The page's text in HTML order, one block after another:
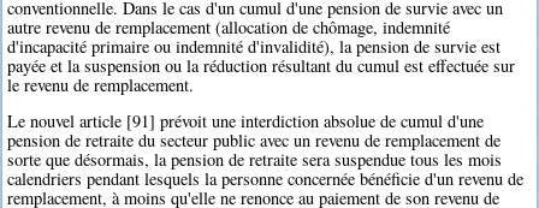
conventionnelle. Dans le cas d'un cumul d'une pension de survie avec un
autre revenu de remplacement (allocation de chômage, indemnité
d'incapacité primaire ou indemnité d'invalidité), la pension de survie est
payée et la suspension ou la réduction résultant du cumul est effectuée sur
le revenu de remplacement.
Le nouvel article [91] prévoit une interdiction absolue de cumul d'une
pension de retraite du secteur public avec un revenu de remplacement de
sorte que désormais, la pension de retraite sera suspendue tous les mois
calendriers pendant lesquels la personne concernée bénéficie d'un revenu de
remplacement, à moins qu'elle ne renonce au paiement de son revenu de